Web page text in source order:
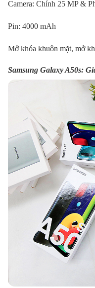
Camera: Chính 25 MP &
Pin: 4000 mAh
Mở khóa khuôn mặt, mở
Samsung Galaxy A50s: